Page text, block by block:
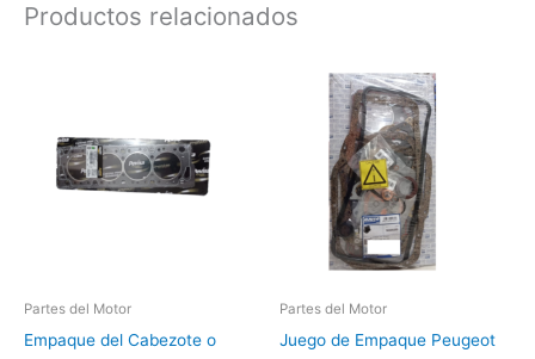
Productos relacionados
Partes del Motor
Empaque del Cabezote o
Partes del Motor
Juego de Empaque Peugeot